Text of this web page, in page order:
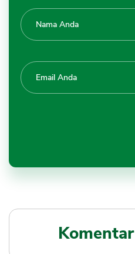
Komentar